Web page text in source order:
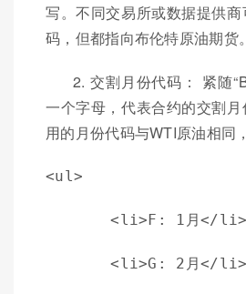
写。不同交易所或数据提供
码，但都指向布伦特原油期货。
2. 交割月份代码： 紧随
一个字母，代表合约的交割
用的月份代码与WTI原油相同
<ul>
    <li>F: 1月</li>
    <li>G: 2月</li>